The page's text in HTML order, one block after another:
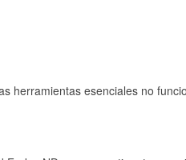
herramientas esenciales no